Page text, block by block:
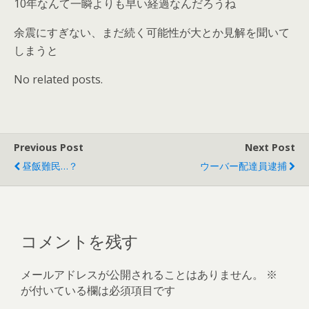
10年なんて一瞬よりも早い経過なんだろうね
余震にすぎない、まだ続く可能性が大とか見解を聞いて
しまうと
No related posts.
Previous Post
昼飯難民…？
Next Post
ウーバー配達員逮捕
コメントを残す
メールアドレスが公開されることはありません。
※
が付いている欄は必須項目です